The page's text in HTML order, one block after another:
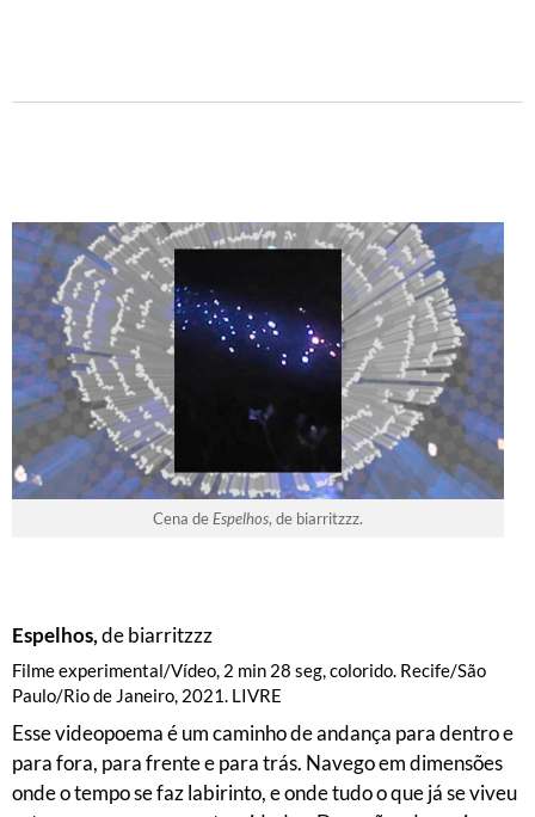
Cena deEspelhos, de biarritzzz.
Espelhos,de biarritzzz
Filme experimental/Vídeo, 2 min 28 seg, colorido. Recife/São
Paulo/Rio de Janeiro, 2021. LIVRE
Esse videopoema é um caminho de andança para dentro e
para fora, para frente e para trás. Navego em dimensões
onde o tempo se faz labirinto, e onde tudo o que já se viveu